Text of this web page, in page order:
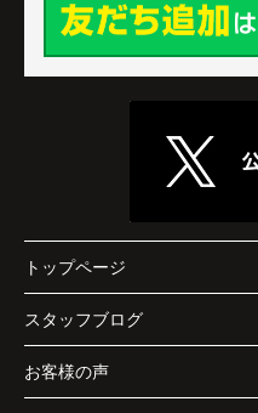
トップページ
スタッフブログ
お客様の声